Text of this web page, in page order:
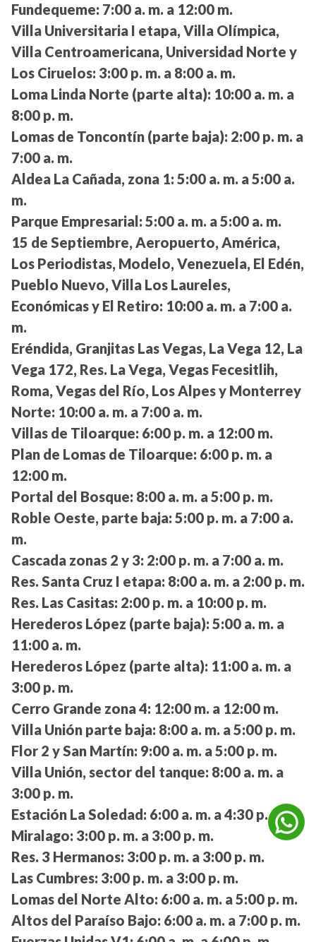
Fundequeme: 7:00 a. m. a 12:00 m.
Villa Universitaria I etapa, Villa Olímpica,
Villa Centroamericana, Universidad Norte y
Los Ciruelos: 3:00 p. m. a 8:00 a. m.
Loma Linda Norte (parte alta): 10:00 a. m. a
8:00 p. m.
Lomas de Toncontín (parte baja): 2:00 p. m. a
7:00 a. m.
Aldea La Cañada, zona 1: 5:00 a. m. a 5:00 a.
m.
Parque Empresarial: 5:00 a. m. a 5:00 a. m.
15 de Septiembre, Aeropuerto, América,
Los Periodistas, Modelo, Venezuela, El Edén,
Pueblo Nuevo, Villa Los Laureles,
Económicas y El Retiro: 10:00 a. m. a 7:00 a.
m.
Eréndida, Granjitas Las Vegas, La Vega 12, La
Vega 172, Res. La Vega, Vegas Fecesitlih,
Roma, Vegas del Río, Los Alpes y Monterrey
Norte: 10:00 a. m. a 7:00 a. m.
Villas de Tiloarque: 6:00 p. m. a 12:00 m.
Plan de Lomas de Tiloarque: 6:00 p. m. a
12:00 m.
Portal del Bosque: 8:00 a. m. a 5:00 p. m.
Roble Oeste, parte baja: 5:00 p. m. a 7:00 a.
m.
Cascada zonas 2 y 3: 2:00 p. m. a 7:00 a. m.
Res. Santa Cruz I etapa: 8:00 a. m. a 2:00 p. m.
Res. Las Casitas: 2:00 p. m. a 10:00 p. m.
Herederos López (parte baja): 5:00 a. m. a
11:00 a. m.
Herederos López (parte alta): 11:00 a. m. a
3:00 p. m.
Cerro Grande zona 4: 12:00 m. a 12:00 m.
Villa Unión parte baja: 8:00 a. m. a 5:00 p. m.
Flor 2 y San Martín: 9:00 a. m. a 5:00 p. m.
Villa Unión, sector del tanque: 8:00 a. m. a
3:00 p. m.
Estación La Soledad: 6:00 a. m. a 4:30 p. m.
Miralago: 3:00 p. m. a 3:00 p. m.
Res. 3 Hermanos: 3:00 p. m. a 3:00 p. m.
Las Cumbres: 3:00 p. m. a 3:00 p. m.
Lomas del Norte Alto: 6:00 a. m. a 5:00 p. m.
Altos del Paraíso Bajo: 6:00 a. m. a 7:00 p. m.